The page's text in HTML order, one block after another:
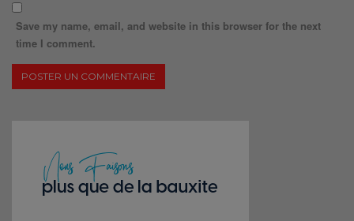
Save my name, email, and website in this browser for the next
time I comment.